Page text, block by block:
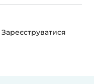
Зареєструватися